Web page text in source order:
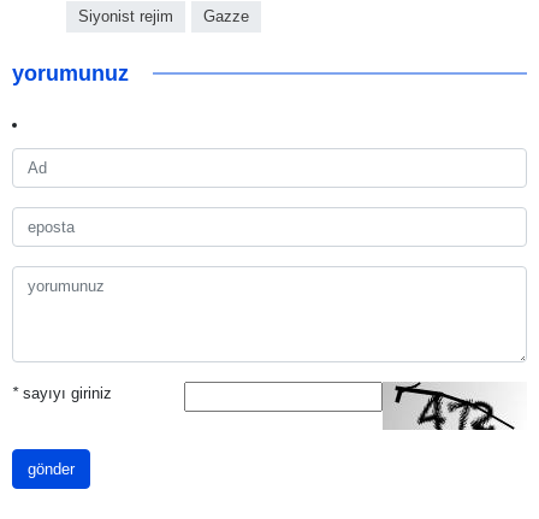
Siyonist rejim Gazze
yorumunuz
*sayıyı giriniz
gönder